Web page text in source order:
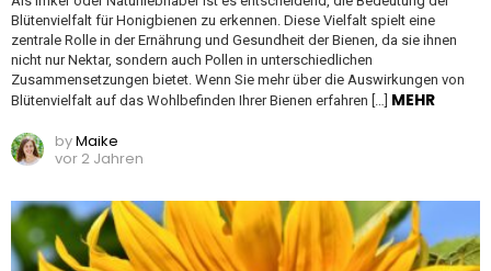
Blütenvielfalt für Honigbienen zu erkennen. Diese Vielfalt spielt eine
zentrale Rolle in der Ernährung und Gesundheit der Bienen, da sie ihnen
nicht nur Nektar, sondern auch Pollen in unterschiedlichen
Zusammensetzungen bietet. Wenn Sie mehr über die Auswirkungen von
Blütenvielfalt auf das Wohlbefinden Ihrer Bienen erfahren […] MEHR
byMaike
vor 2 Jahren